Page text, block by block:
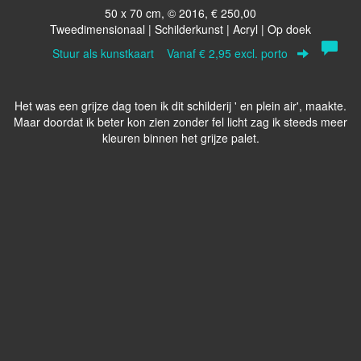
50 x 70 cm, © 2016, € 250,00
Tweedimensionaal | Schilderkunst | Acryl | Op doek
Stuur als kunstkaart Vanaf € 2,95 excl. porto
Het was een grijze dag toen ik dit schilderij ' en plein air', maakte.
Maar doordat ik beter kon zien zonder fel licht zag ik steeds meer
kleuren binnen het grijze palet.